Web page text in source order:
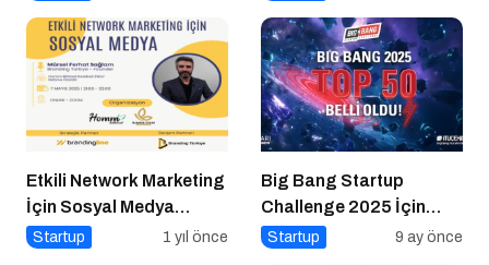
Etkili Network Marketing
İçin Sosyal Medya
Etkinliği İçin Geri Sayım!
Startup 1 yıl önce
Big Bang Startup
Challenge 2025 İçin
Geri Sayım Başladı
Startup 9 ay önce